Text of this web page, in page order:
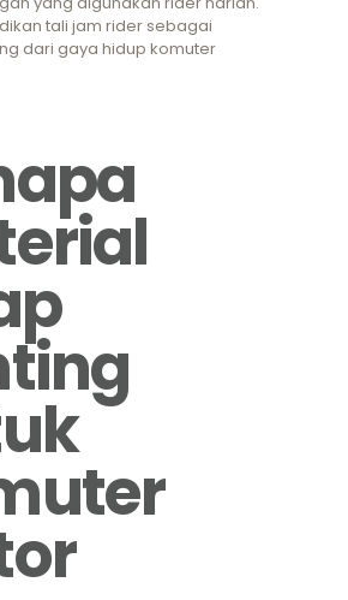
tali jam rider sebagai
dari gaya hidup komuter